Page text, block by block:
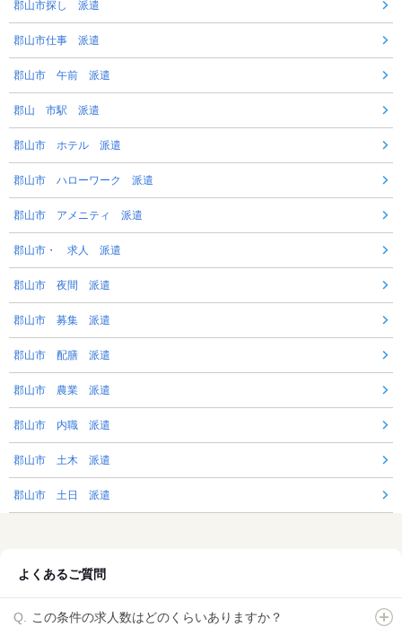
郡山市探し 派遣
郡山市仕事 派遣
郡山市 午前 派遣
郡山 市駅 派遣
郡山市 ホテル 派遣
郡山市 ハローワーク 派遣
郡山市 アメニティ 派遣
郡山市・ 求人 派遣
郡山市 夜間 派遣
郡山市 募集 派遣
郡山市 配膳 派遣
郡山市 農業 派遣
郡山市 内職 派遣
郡山市 土木 派遣
郡山市 土日 派遣
よくあるご質問
この条件の求人数はどのくらいありますか？